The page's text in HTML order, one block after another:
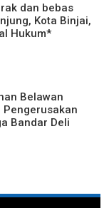
dan bebas
Kota Binjai,
Hukum*
Belawan
Pengerusakan
Bandar Deli